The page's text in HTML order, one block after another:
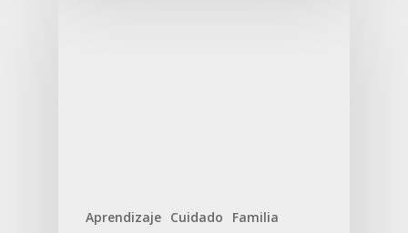
Aprendizaje Cuidado
Familia